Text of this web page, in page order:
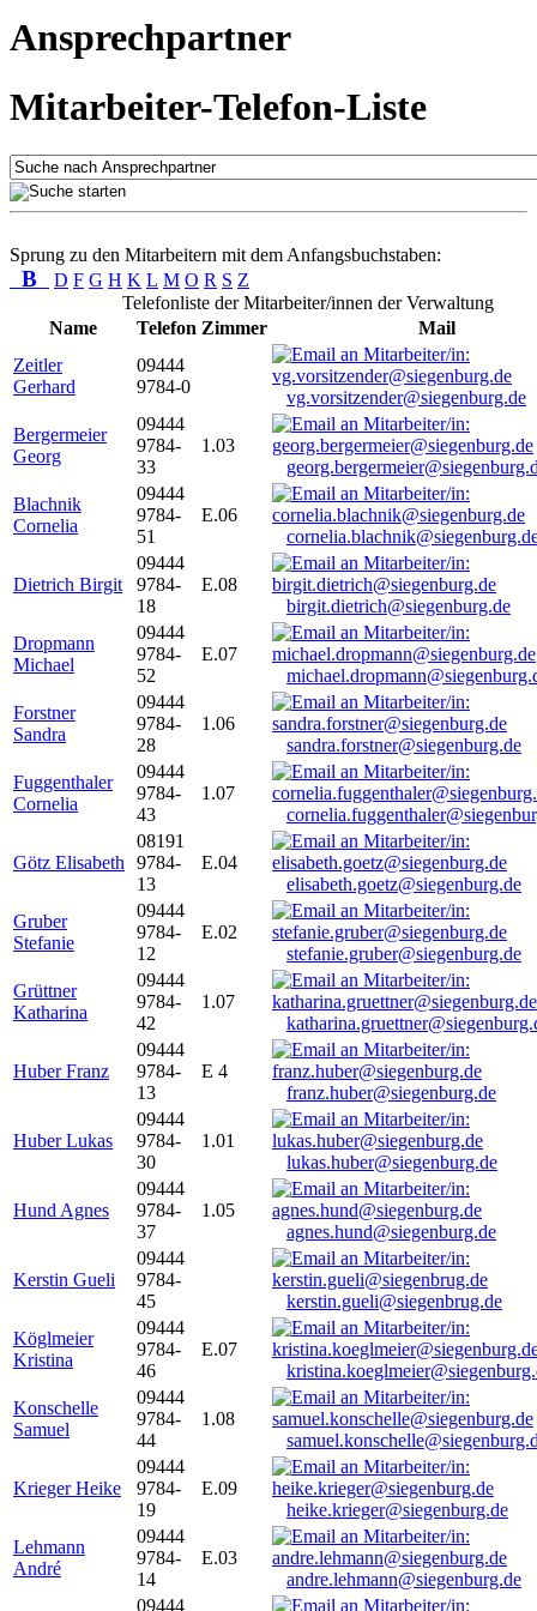
Ansprechpartner
Mitarbeiter-Telefon-Liste
Sprung zu den Mitarbeitern mit dem Anfangsbuchstaben:
B D F G H K L M O R S Z
Telefonliste der Mitarbeiter/innen der Verwaltung
Name
Telefon Zimmer
Mail
Zeitler
Gerhard
09444
9784-0
vg.vorsitzender@siegenburg.de
Bergermeier
Georg
09444
9784-
33
1.03
Blachnik
Cornelia
09444
9784-
51
E.06
Dietrich Birgit
09444
9784-
18
E.08
birgit.dietrich@siegenburg.de
Dropmann
Michael
09444
9784-
52
E.07
Forstner
Sandra
09444
9784-
28
1.06
sandra.forstner@siegenburg.de
Fuggenthaler
Cornelia
09444
9784-
43
1.07
Götz Elisabeth
08191
9784-
13
E.04
elisabeth.goetz@siegenburg.de
Gruber
Stefanie
09444
9784-
12
E.02
stefanie.gruber@siegenburg.de
Grüttner
Katharina
09444
9784-
42
1.07
Huber Franz
09444
9784-
13
E 4
franz.huber@siegenburg.de
Huber Lukas
09444
9784-
30
1.01
lukas.huber@siegenburg.de
Hund Agnes
09444
9784-
37
1.05
agnes.hund@siegenburg.de
Kerstin Gueli
09444
9784-
45
kerstin.gueli@siegenbrug.de
Köglmeier
Kristina
09444
9784-
46
E.07
Konschelle
Samuel
09444
9784-
44
1.08
Krieger Heike
09444
9784-
19
E.09
heike.krieger@siegenburg.de
Lehmann
André
09444
9784-
14
E.03
andre.lehmann@siegenburg.de
09444